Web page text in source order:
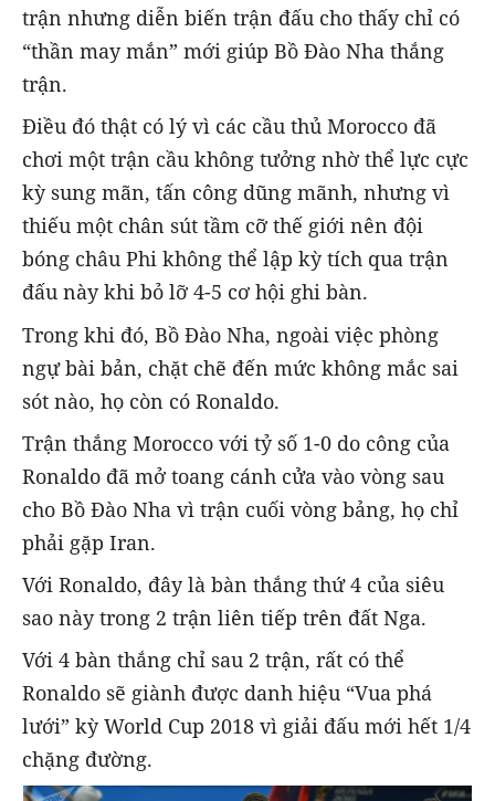
trận nhưng diễn biến trận đấu cho thấy chỉ có
“thần may mắn” mới giúp Bồ Đào Nha thắng
trận.
Điều đó thật có lý vì các cầu thủ Morocco đã
chơi một trận cầu không tưởng nhờ thể lực cực
kỳ sung mãn, tấn công dũng mãnh, nhưng vì
thiếu một chân sút tầm cỡ thế giới nên đội
bóng châu Phi không thể lập kỳ tích qua trận
đấu này khi bỏ lỡ 4-5 cơ hội ghi bàn.
Trong khi đó, Bồ Đào Nha, ngoài việc phòng
ngự bài bản, chặt chẽ đến mức không mắc sai
sót nào, họ còn có Ronaldo.
Trận thắng Morocco với tỷ số 1-0 do công của
Ronaldo đã mở toang cánh cửa vào vòng sau
cho Bồ Đào Nha vì trận cuối vòng bảng, họ chỉ
phải gặp Iran.
Với Ronaldo, đây là bàn thắng thứ 4 của siêu
sao này trong 2 trận liên tiếp trên đất Nga.
Với 4 bàn thắng chỉ sau 2 trận, rất có thể
Ronaldo sẽ giành được danh hiệu “Vua phá
lưới” kỳ World Cup 2018 vì giải đấu mới hết 1/4
chặng đường.